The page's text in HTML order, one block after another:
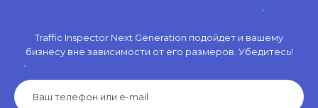
Traffic Inspector Next Generation подойдет и вашему
бизнесу вне зависимости от его размеров. Убедитесь!